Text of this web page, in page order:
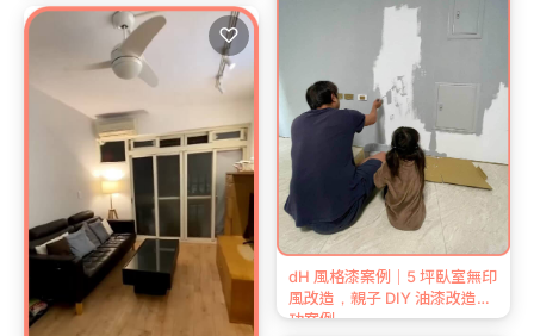
♡
dH 風格漆案例｜5 坪臥室無印
風改造，親子 DIY 油漆改造成
功案例